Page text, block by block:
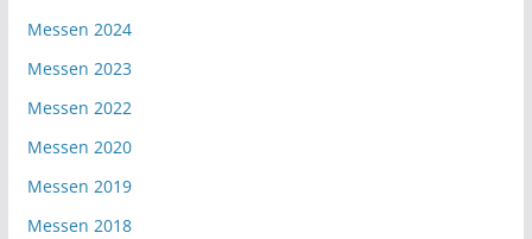
Messen 2024
Messen 2023
Messen 2022
Messen 2020
Messen 2019
Messen 2018